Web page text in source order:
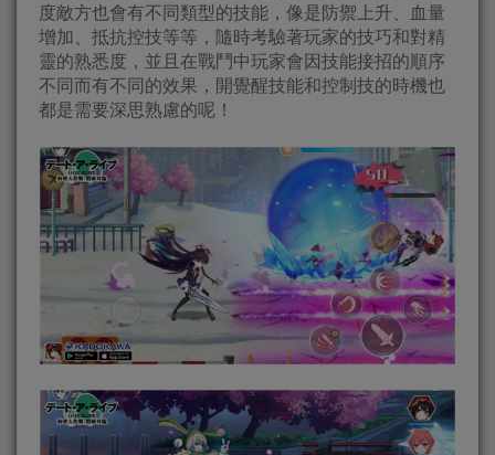
度敵方也會有不同類型的技能，像是防禦上升、血量
增加、抵抗控技等等，隨時考驗著玩家的技巧和對精
靈的熟悉度，並且在戰鬥中玩家會因技能接招的順序
不同而有不同的效果，開覺醒技能和控制技的時機也
都是需要深思熟慮的呢！